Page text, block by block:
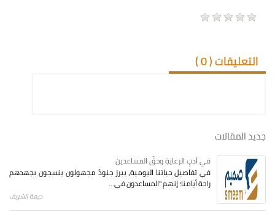
التعليقات (0
)
جديد المقالات
في أدبِ الرعايةِ وحقِّ المساعدين
في تفاصيل حياتنا اليومية، يبرز جنودٌ مجهولون ينسجون بجهدهم
راحة أيامنا؛ إنهم "المساعدون في...
ديمة الشريف